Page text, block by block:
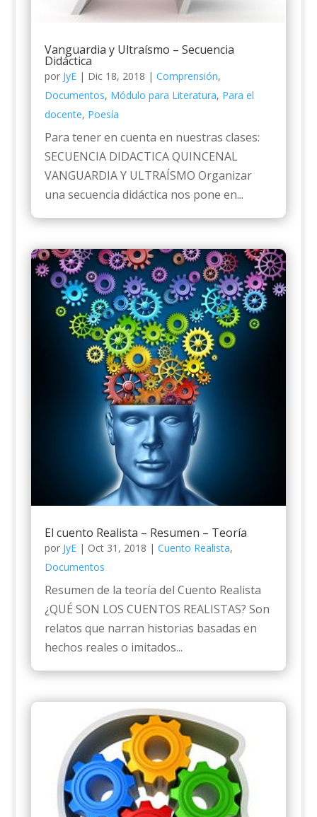
Vanguardia y Ultraísmo – Secuencia
Didáctica
por JyE| Dic 18, 2018 | Comprensión,
Documentos, Módulo para Literatura, Para el
docente, Poesía
Para tener en cuenta en nuestras clases:
SECUENCIA DIDACTICA QUINCENAL
VANGUARDIA Y ULTRAÍSMO Organizar
una secuencia didáctica nos pone en...
El cuento Realista – Resumen – Teoría
por JyE| Oct 31, 2018 | Cuento Realista,
Documentos
Resumen de la teoría del Cuento Realista
¿QUÉ SON LOS CUENTOS REALISTAS? Son
relatos que narran historias basadas en
hechos reales o imitados...